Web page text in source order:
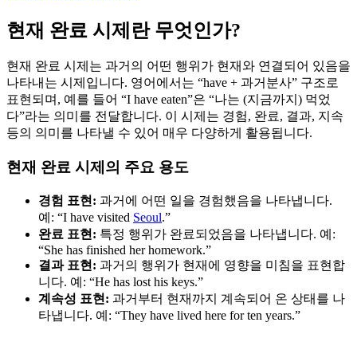
현재 완료 시제란 무엇인가?
현재 완료 시제는 과거의 어떤 행위가 현재와 연결되어 있음을
나타내는 시제입니다. 영어에서는 “have + 과거분사” 구조로
표현되며, 예를 들어 “I have eaten”은 “나는 (지금까지) 먹었
다”라는 의미를 전달합니다. 이 시제는 경험, 완료, 결과, 지속
등의 의미를 나타낼 수 있어 매우 다양하게 활용됩니다.
현재 완료 시제의 주요 용도
경험 표현: 과거에 어떤 일을 경험했음을 나타냅니다.
예: “I have visited Seoul.”
완료 표현: 특정 행위가 완료되었음을 나타냅니다. 예:
“She has finished her homework.”
결과 표현: 과거의 행위가 현재에 영향을 미침을 표현합
니다. 예: “He has lost his keys.”
계속성 표현: 과거부터 현재까지 계속되어 온 상태를 나
타냅니다. 예: “They have lived here for ten years.”